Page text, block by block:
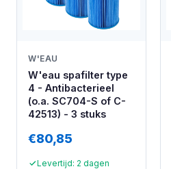
W'EAU
W'eau spafilter type
4 - Antibacterieel
(o.a. SC704-S of C-
42513) - 3 stuks
€80,85
Levertijd: 2 dagen